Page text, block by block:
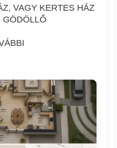
VAGY KERTES HÁZ
GÖDÖLLŐ